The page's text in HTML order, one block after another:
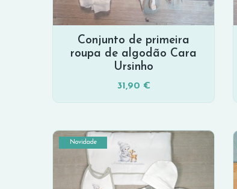
Conjunto de primeira
roupa de algodão Cara
Ursinho
31,90 €
Novidade